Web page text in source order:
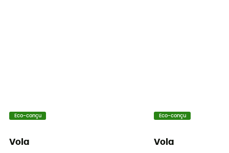
Eco-conçu
Vola
Eco-conçu
Vola